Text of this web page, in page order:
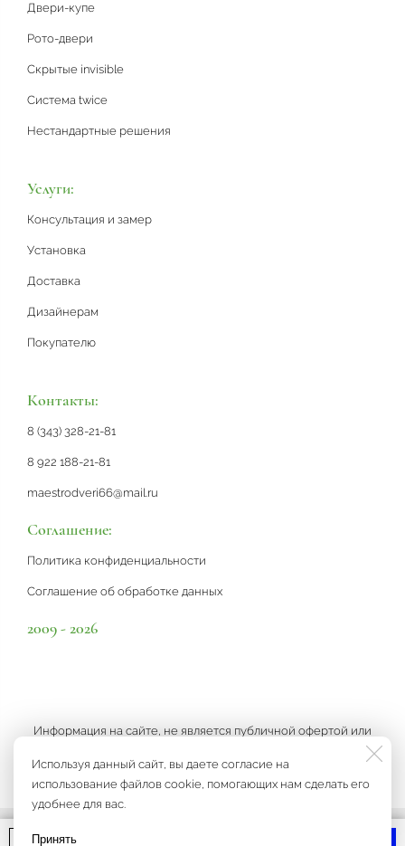
Используя данный сайт, вы даете согласие на
использование файлов cookie, помогающих нам сделать его
удобнее для вас.
Принять
Двери-купе
Рото-двери
Скрытые invisible
Система twice
Нестандартные решения
Услуги:
Консультация и замер
Установка
Доставка
Дизайнерам
Покупателю
Контакты:
8 (343) 328-21-81
8 922 188-21-81
maestrodveri66@mail.ru
Соглашение:
Политика конфиденциальности
Соглашение об обработке данных
2009 - 2026
Информация на сайте, не является публичной офертой или
рекламой, а носит информационный характер и может быть
изменена по усмотрению компании.